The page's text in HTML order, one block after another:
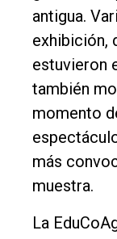
antigua.
exhibición,
estuvieron
también
momento
más
muestra.
La